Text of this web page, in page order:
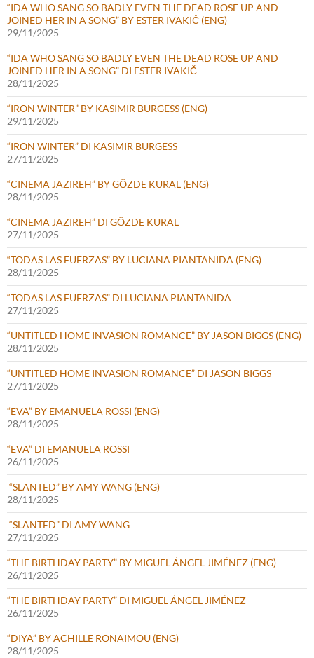
“IDA WHO SANG SO BADLY EVEN THE DEAD ROSE UP AND
JOINED HER IN A SONG” BY ESTER IVAKIČ (ENG)
29/11/2025
“IDA WHO SANG SO BADLY EVEN THE DEAD ROSE UP AND
JOINED HER IN A SONG” DI ESTER IVAKIČ
28/11/2025
“IRON WINTER” BY KASIMIR BURGESS (ENG)
29/11/2025
“IRON WINTER” DI KASIMIR BURGESS
27/11/2025
“CINEMA JAZIREH” BY GÖZDE KURAL (ENG)
28/11/2025
“CINEMA JAZIREH” DI GÖZDE KURAL
27/11/2025
“TODAS LAS FUERZAS” BY LUCIANA PIANTANIDA (ENG)
28/11/2025
“TODAS LAS FUERZAS” DI LUCIANA PIANTANIDA
27/11/2025
“UNTITLED HOME INVASION ROMANCE” BY JASON BIGGS (ENG)
28/11/2025
“UNTITLED HOME INVASION ROMANCE” DI JASON BIGGS
27/11/2025
“EVA” BY EMANUELA ROSSI (ENG)
28/11/2025
“EVA” DI EMANUELA ROSSI
26/11/2025
“SLANTED” BY AMY WANG (ENG)
28/11/2025
“SLANTED” DI AMY WANG
27/11/2025
“THE BIRTHDAY PARTY” BY MIGUEL ÁNGEL JIMÉNEZ (ENG)
26/11/2025
“THE BIRTHDAY PARTY” DI MIGUEL ÁNGEL JIMÉNEZ
26/11/2025
“DIYA” BY ACHILLE RONAIMOU (ENG)
28/11/2025